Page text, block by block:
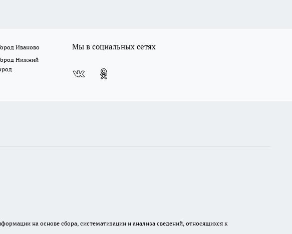
Иваново
Нижний
Мы в социальных сетях
на основе сбора, систематизации и анализа сведений, относящихся к